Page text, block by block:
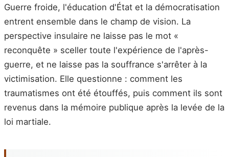
Guerre froide, l'éducation d'État et la démocratisation
entrent ensemble dans le champ de vision. La
perspective insulaire ne laisse pas le mot «
reconquête » sceller toute l'expérience de l'après-
guerre, et ne laisse pas la souffrance s'arrêter à la
victimisation. Elle questionne : comment les
traumatismes ont été étouffés, puis comment ils sont
revenus dans la mémoire publique après la levée de la
loi martiale.